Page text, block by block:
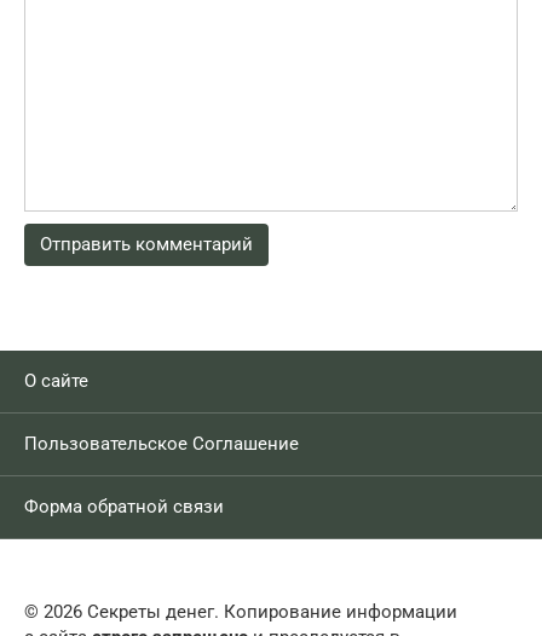
О сайте
Пользовательское Соглашение
Форма обратной связи
© 2026 Секреты денег. Копирование информации